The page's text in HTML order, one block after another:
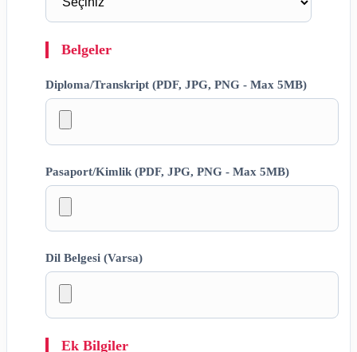
Belgeler
Diploma/Transkript (PDF, JPG, PNG - Max 5MB)
Pasaport/Kimlik (PDF, JPG, PNG - Max 5MB)
Dil Belgesi (Varsa)
Ek Bilgiler